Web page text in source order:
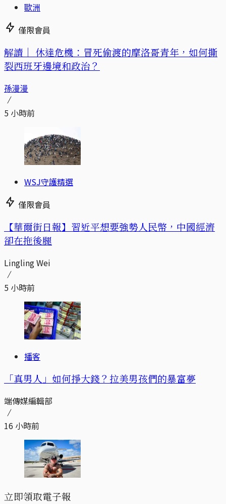
歐洲
僅限會員
解讀｜ 休達危機：冒死偷渡的摩洛哥青年，如何撕
裂西班牙邊境和政治？
孫漫漫
5 小時前
WSJ守護精選
僅限會員
【華爾街日報】習近平想要強勢人民幣，中國經濟
卻在拖後腿
Lingling Wei
5 小時前
播客
「真男人」如何掙大錢？拉美男孩們的暴富夢
端傳媒編輯部
16 小時前
立即領取電子報